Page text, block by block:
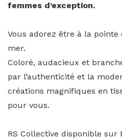
femmes d’exception.
Vous adorez être à la
mer.
Coloré, audacieux et
par l’authenticité et la
créations magnifiques en
pour vous.
RS Collective disponible